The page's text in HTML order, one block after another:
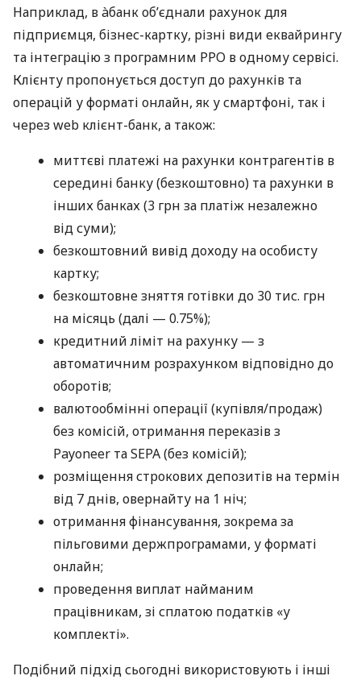
Наприклад, в àбанк об’єднали рахунок для
підприємця, бізнес-картку, різні види еквайрингу
та інтеграцію з програмним РРО в одному сервісі.
Клієнту пропонується доступ до рахунків та
операцій у форматі онлайн, як у смартфоні, так і
через web клієнт-банк, а також:
миттєві платежі на рахунки контрагентів в
середині банку (безкоштовно) та рахунки в
інших банках (3 грн за платіж незалежно
від суми);
безкоштовний вивід доходу на особисту
картку;
безкоштовне зняття готівки до 30 тис. грн
на місяць (далі — 0.75%);
кредитний ліміт на рахунку — з
автоматичним розрахунком відповідно до
оборотів;
валютообмінні операції (купівля/продаж)
без комісій, отримання переказів з
Payoneer та SEPA (без комісій);
розміщення строкових депозитів на термін
від 7 днів, овернайту на 1 ніч;
отримання фінансування, зокрема за
пільговими держпрограмами, у форматі
онлайн;
проведення виплат найманим
працівникам, зі сплатою податків «у
комплекті».
Подібний підхід сьогодні використовують і інші